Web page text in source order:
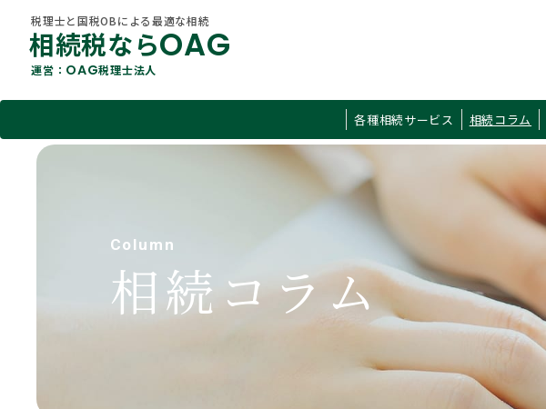
税理士と国税OBによる最適な相続
相続税ならOAG
運営： OAG税理士法人
相続税ならOAG
相続コラム
当社概要
税理士紹介
拠点一覧
すべて
相続税
不動産
有価証券
当社概要
各種相続サービス 相続コラム
Column
相続コラム